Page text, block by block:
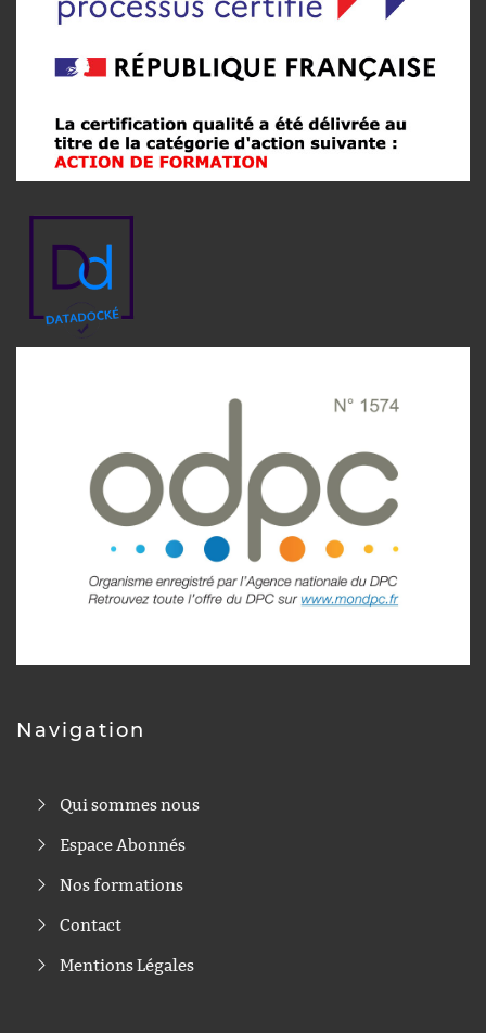
Navigation
Qui sommes nous
Espace Abonnés
Nos formations
Contact
Mentions Légales